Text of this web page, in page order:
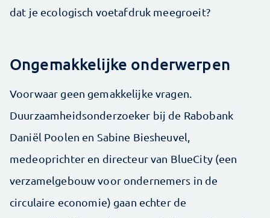
dat je ecologisch voetafdruk meegroeit?
Ongemakkelijke onderwerpen
Voorwaar geen gemakkelijke vragen.
Duurzaamheidsonderzoeker bij de Rabobank
Daniël Poolen en Sabine Biesheuvel,
medeoprichter en directeur van BlueCity (een
verzamelgebouw voor ondernemers in de
circulaire economie) gaan echter de